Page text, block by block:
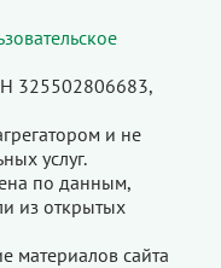
325502806683,
и не
услуг.
по данным,
из открытых
материалов сайта